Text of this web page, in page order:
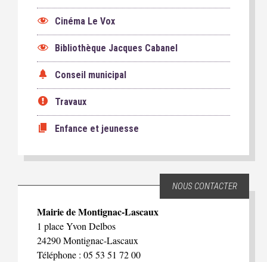
Cinéma Le Vox
Bibliothèque Jacques Cabanel
Conseil municipal
Travaux
Enfance et jeunesse
NOUS CONTACTER
Mairie de Montignac-Lascaux
1 place Yvon Delbos
24290 Montignac-Lascaux
Téléphone : 05 53 51 72 00